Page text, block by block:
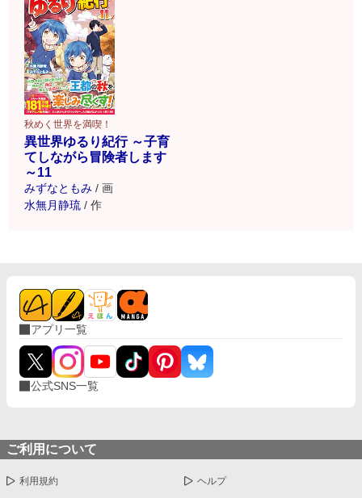
秋めく世界を満喫！
異世界ゆるり紀行 ～子育
てしながら冒険者します
～11
みずなともみ / 画
水無月静琉 / 作
アプリ一覧
公式SNS一覧
ご利用について
利用規約 ヘルプ